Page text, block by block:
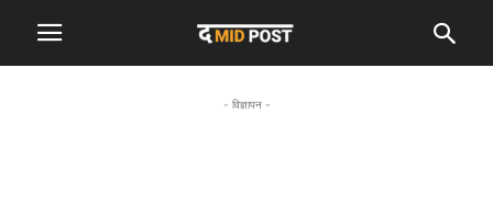
- विज्ञापन -